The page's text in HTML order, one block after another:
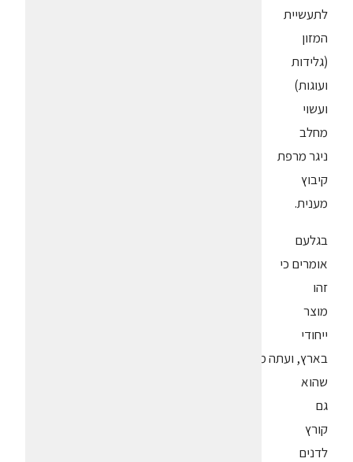
לתעשיית
המזון
(גלידות
ועוגות)
ועשוי
מחלב
ניגר מרפת
קיבוץ
מענית.
בגלעם
אומרים כי
זהו
מוצר
ייחודי
בארץ, ועתה מסתבר
שהוא
גם
קורץ
לדנים